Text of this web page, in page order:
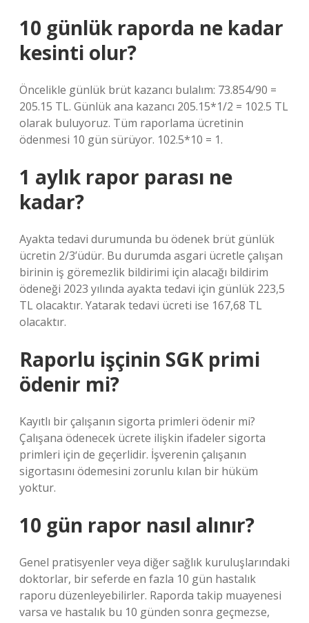
10 günlük raporda ne kadar
kesinti olur?
Öncelikle günlük brüt kazancı bulalım: 73.854/90 =
205.15 TL. Günlük ana kazancı 205.15*1/2 = 102.5 TL
olarak buluyoruz. Tüm raporlama ücretinin
ödenmesi 10 gün sürüyor. 102.5*10 = 1.
1 aylık rapor parası ne
kadar?
Ayakta tedavi durumunda bu ödenek brüt günlük
ücretin 2/3’üdür. Bu durumda asgari ücretle çalışan
birinin iş göremezlik bildirimi için alacağı bildirim
ödeneği 2023 yılında ayakta tedavi için günlük 223,5
TL olacaktır. Yatarak tedavi ücreti ise 167,68 TL
olacaktır.
Raporlu işçinin SGK primi
ödenir mi?
Kayıtlı bir çalışanın sigorta primleri ödenir mi?
Çalışana ödenecek ücrete ilişkin ifadeler sigorta
primleri için de geçerlidir. İşverenin çalışanın
sigortasını ödemesini zorunlu kılan bir hüküm
yoktur.
10 gün rapor nasıl alınır?
Genel pratisyenler veya diğer sağlık kuruluşlarındaki
doktorlar, bir seferde en fazla 10 gün hastalık
raporu düzenleyebilirler. Raporda takip muayenesi
varsa ve hastalık bu 10 günden sonra geçmezse,